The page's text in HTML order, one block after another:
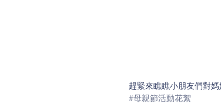
趕緊來瞧瞧小朋友們對
#母親節活動花絮